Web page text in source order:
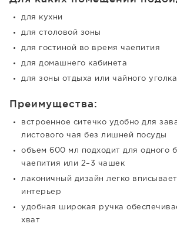
для кухни
для столовой зоны
для гостиной во время чаепития
для домашнего кабинета
для зоны отдыха или чайного уголка
Преимущества:
встроенное ситечко удобно для
листового чая без лишней посуды
объем 600 мл подходит для одного
чаепития или 2–3 чашек
лаконичный дизайн легко
интерьер
удобная широкая ручка
хват